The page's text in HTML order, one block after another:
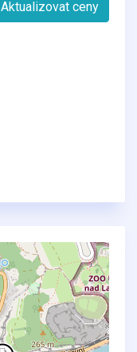
Aktualizovat ceny